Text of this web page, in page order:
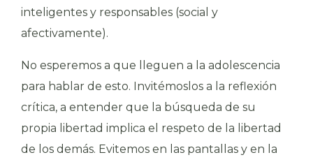
inteligentes y responsables (social y
afectivamente).
No esperemos a que lleguen a la adolescencia
para hablar de esto. Invitémoslos a la reflexión
crítica, a entender que la búsqueda de su
propia libertad implica el respeto de la libertad
de los demás. Evitemos en las pantallas y en la